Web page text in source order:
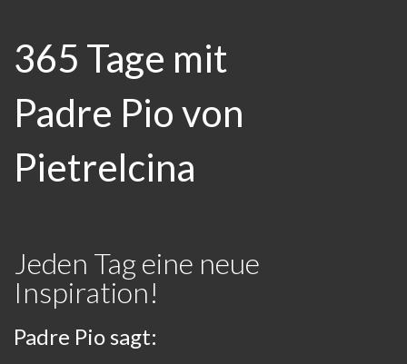
365 Tage mit
Padre Pio von
Pietrelcina
Jeden Tag eine neue
Inspiration!
Padre Pio sagt: